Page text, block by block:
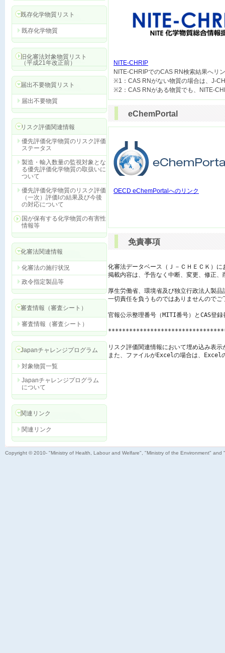
既存化学物質リスト
既存化学物質
旧化審法対象物質リスト
（平成21年改正前）
届出不要物質リスト
届出不要物質
リスク評価関連情報
優先評価化学物質のリスク評価
ステータス
製造・輸入数量の監視対象とな
る優先評価化学物質の取扱いに
ついて
優先評価化学物質のリスク評価
（一次）評価Ⅰの結果及び今後
の対応について
国が保有する化学物質の有害性
情報等
化審法関連情報
化審法の施行状況
政令指定製品等
審査情報（審査シート）
審査情報（審査シート）
Japanチャレンジプログラム
対象物質一覧
Japanチャレンジプログラム
について
関連リンク
関連リンク
NITE-CHRIP
NITE-CHRIPでのCAS RN検索結果へリ
※1：CAS RNがない物質の場合は、J-
eChemPortal
OECD eChemPortalへのリンク
免責事項
化審法データベース（Ｊ－ＣＨＥＣＫ）
掲載内容は、予告なく中断、変更、修正
厚生労働省、環境省及び独立行政法人製
一切責任を負うものではありませんのでご
官報公示整理番号（MITI番号）とCAS登
リスク評価関連情報において埋め込み表
また、ファイルがExcelの場合は、Excel
Copyright © 2010- "Ministry of Health, Labour and Welfare", "Ministry of the Environment"